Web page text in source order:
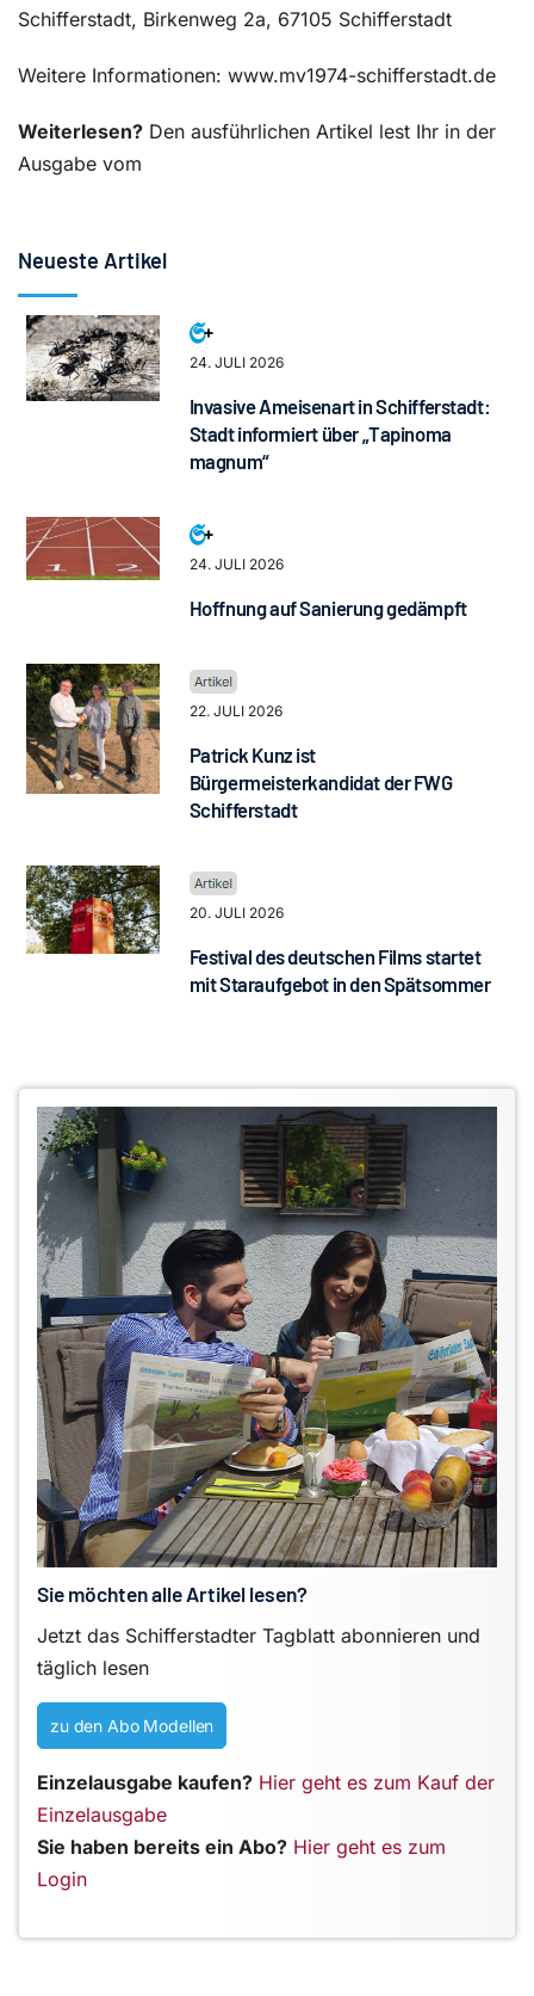
Schifferstadt, Birkenweg 2a, 67105 Schifferstadt
Weitere Informationen: www.mv1974-schifferstadt.de
Weiterlesen? Den ausführlichen Artikel lest Ihr in der
Ausgabe vom
Neueste Artikel
24. JULI 2026
Invasive Ameisenart in Schifferstadt:
Stadt informiert über „Tapinoma
magnum“
24. JULI 2026
Hoffnung auf Sanierung gedämpft
22. JULI 2026
Patrick Kunz ist
Bürgermeisterkandidat der FWG
Schifferstadt
20. JULI 2026
Festival des deutschen Films startet
mit Staraufgebot in den Spätsommer
Sie möchten alle Artikel lesen?
Jetzt das Schifferstadter Tagblatt abonnieren und
täglich lesen
zu den Abo Modellen
Einzelausgabe kaufen? Hier geht es zum Kauf der
Einzelausgabe
Sie haben bereits ein Abo? Hier geht es zum
Login